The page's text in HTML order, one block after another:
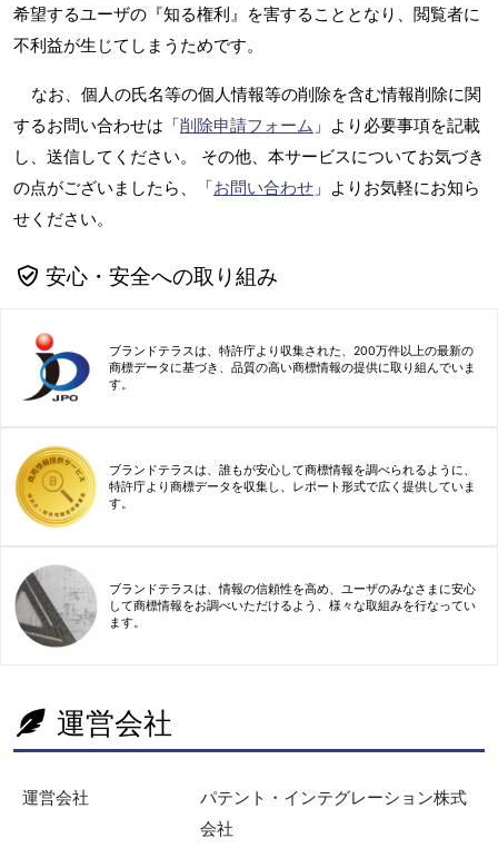
希望するユーザの『知る権利』を害することとなり、閲覧者に
不利益が生じてしまうためです。
なお、個人の氏名等の個人情報等の削除を含む情報削除に関
するお問い合わせは「削除申請フォーム 」より必要事項を記載
し、送信してください。 その他、本サービスについてお気づき
の点がございましたら、「お問い合わせ 」よりお気軽にお知ら
せください。
安心・安全への取り組み
ブランドテラスは、特許庁より収集された、200万件以上の最新の
商標データに基づき、品質の高い商標情報の提供に取り組んでいま
す。
ブランドテラスは、誰もが安心して商標情報を調べられるように、
特許庁より商標データを収集し、レポート形式で広く提供していま
す。
ブランドテラスは、情報の信頼性を高め、ユーザのみなさまに安心
して商標情報をお調べいただけるよう、様々な取組みを行なってい
ます。
運営会社
運営会社
パテント・インテグレーション株式
会社